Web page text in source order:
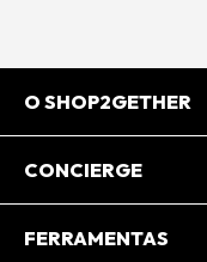
O SHOP2GETHER
Sobre Nós
CONCIERGE
Central de
FERRAMENTAS